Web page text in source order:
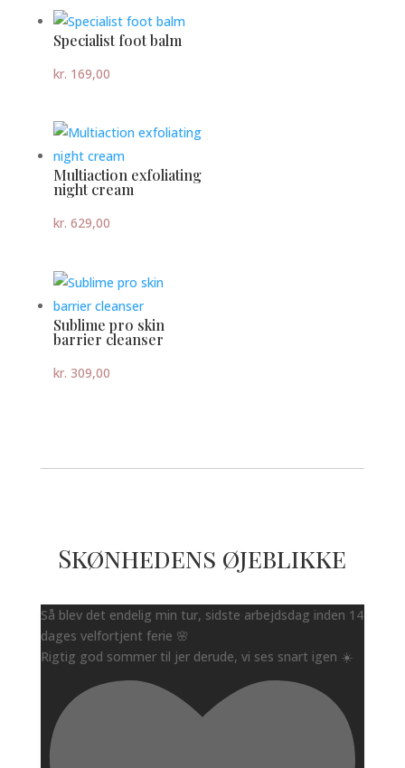
Specialist foot balm
kr. 169,00
Multiaction exfoliating
night cream
kr. 629,00
Sublime pro skin
barrier cleanser
kr. 309,00
Skønhedens øjeblikke
Så blev det endelig min tur, sidste arbejdsdag inden 14
dages velfortjent ferie 🌸
Rigtig god sommer til jer derude, vi ses snart igen ☀️